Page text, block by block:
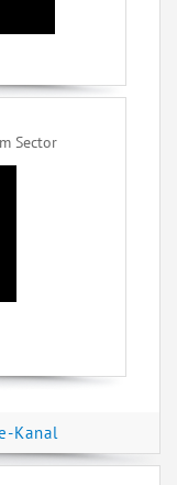
Sector
Kanal